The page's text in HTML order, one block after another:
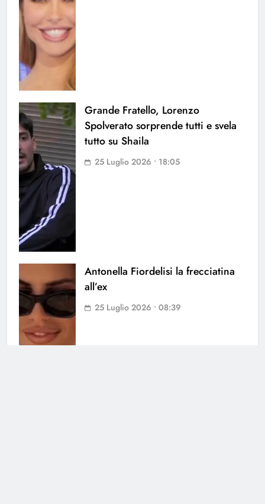
Grande Fratello, Lorenzo
Spolverato sorprende tutti e svela
tutto su Shaila
25 Luglio 2026 • 18:05
Antonella Fiordelisi la frecciatina
all’ex
25 Luglio 2026 • 08:39